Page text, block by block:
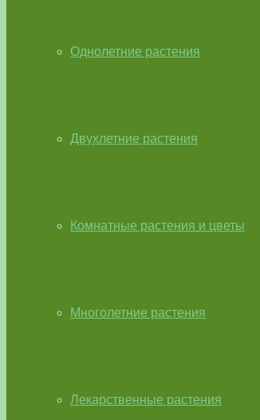
Однолетние растения
Двухлетние растения
Комнатные растения и цветы
Многолетние растения
Лекарственные растения